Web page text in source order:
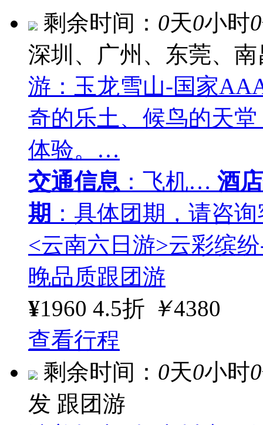
剩余时间： 0天0小时0
深圳、广州、东莞、
游：玉龙雪山-国家
奇的乐土、候鸟的天
体验。…
交通信息 ：飞机… 酒
期 ：具体团期，请咨
<云南六日游>云彩缤
晚品质跟团游
¥1960 4.5折 ￥4380
查看行程
剩余时间： 0天0小时0
发 跟团游